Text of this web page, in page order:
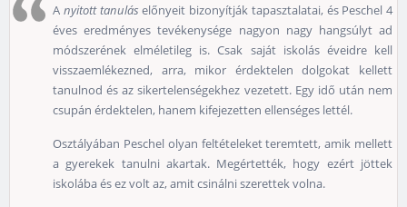
A nyitott tanulás előnyeit bizonyítják tapasztalatai, és Peschel 4
éves eredményes tevékenysége nagyon nagy hangsúlyt ad
módszerének elméletileg is. Csak saját iskolás éveidre kell
visszaemlékezned, arra, mikor érdektelen dolgokat kellett
tanulnod és az sikertelenségekhez vezetett. Egy idő után nem
csupán érdektelen, hanem kifejezetten ellenséges lettél.
Osztályában Peschel olyan feltételeket teremtett, amik mellett
a gyerekek tanulni akartak. Megértették, hogy ezért jöttek
iskolába és ez volt az, amit csinálni szerettek volna.